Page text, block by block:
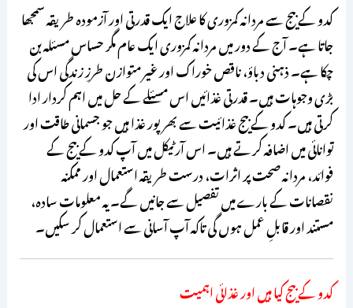
کدو کے بیج سے مردانہ کمزوری کا علاج ایک قدرتی اور آزمودہ طریقہ سمجھا
جاتا ہے۔ آج کے دور میں مردانہ کمزوری ایک عام مگر حساس مسئلہ بن
چکا ہے۔ ذہنی دباؤ، ناقص خوراک اور غیر متوازن طرزِ زندگی اس کی
بڑی وجوہات ہیں۔ قدرتی غذائیں اس مسئلے کے حل میں اہم کردار ادا
کرتی ہیں۔ کدو کے بیج غذائیت سے بھرپور غذا ہیں جو جسمانی طاقت اور
توانائی میں اضافہ کرتے ہیں۔ اس آرٹیکل میں آپ کدو کے بیج کے
فوائد، مردانہ صحت پر اثرات، درست طریقہ استعمال اور ممکنہ
نقصانات کے بارے میں تفصیل سے جانیں گے۔ یہ معلومات سادہ،
مستند اور قابلِ عمل ہوں گی تاکہ آپ آسانی سے استعمال کر سکیں۔
کدو کے بیج کیا ہیں اور غذائی اہمیت